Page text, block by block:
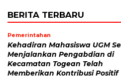
BERITA TERBARU
Pemerintahan
Kehadiran Mahasiswa UGM
Menjalankan Pengabdian di
Kecamatan Togean Telah
Memberikan Kontribusi Positif